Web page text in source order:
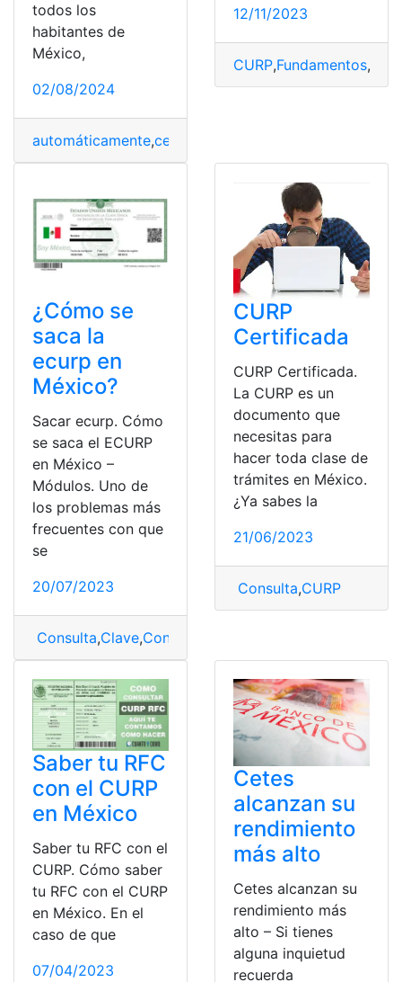
todos los
habitantes de
México,
02/08/2024
automáticamente,certificado
12/11/2023
CURP,Fundamentos,
¿Cómo se
saca la
ecurp en
México?
Sacar ecurp. Cómo
se saca el ECURP
en México –
Módulos. Uno de
los problemas más
frecuentes con que
se
20/07/2023
Consulta,Clave,Constancia
CURP
Certificada
CURP Certificada.
La CURP es un
documento que
necesitas para
hacer toda clase de
trámites en México.
¿Ya sabes la
21/06/2023
Consulta,CURP
Saber tu RFC
con el CURP
en México
Saber tu RFC con el
CURP. Cómo saber
tu RFC con el CURP
en México. En el
caso de que
07/04/2023
Cetes
alcanzan su
rendimiento
más alto
Cetes alcanzan su
rendimiento más
alto – Si tienes
alguna inquietud
recuerda